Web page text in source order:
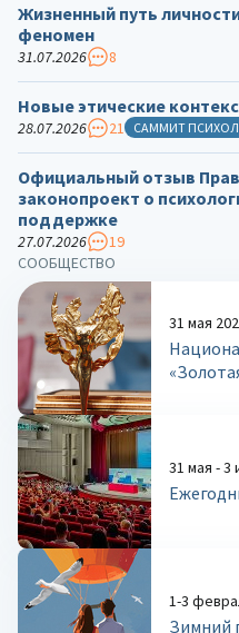
СООБЩЕСТВО
31 мая
31 мая - 3
1-3
Зимний
Жизненный путь
феномен
31.07.2026 8
Новые этические
28.07.2026 21 САММИТ
Официальный отзыв
законопроект о
поддержке
27.07.2026 19